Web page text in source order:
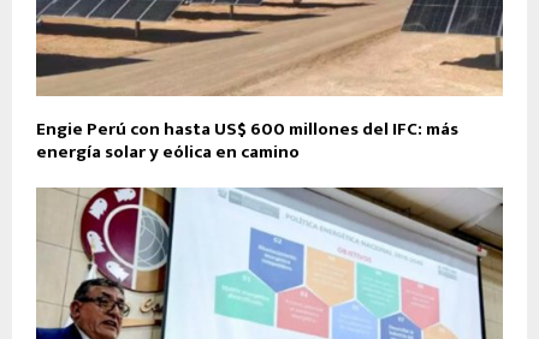
Engie Perú con hasta US$ 600 millones del IFC: más
energía solar y eólica en camino